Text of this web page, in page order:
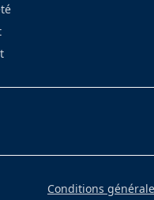
Conditions